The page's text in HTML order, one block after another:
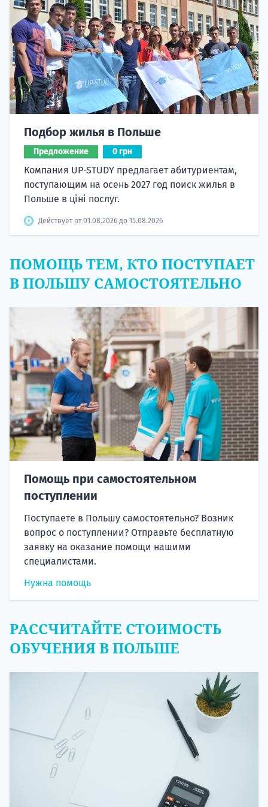
Подбор жилья в Польше
Предложение 0 грн
Компания UP-STUDY предлагает абитуриентам,
поступающим на осень 2027 год поиск жилья в
Польше в ціні послуг.
Действует от 01.08.2026 до 15.08.2026
ПОМОЩЬ ТЕМ, КТО ПОСТУПАЕТ
В ПОЛЬШУ САМОСТОЯТЕЛЬНО
Помощь при самостоятельном
поступлении
Поступаете в Польшу самостоятельно? Возник
вопрос о поступлении? Отправьте бесплатную
заявку на оказание помощи нашими
специалистами.
Нужна помощь
РАССЧИТАЙТЕ СТОИМОСТЬ
ОБУЧЕНИЯ В ПОЛЬШЕ